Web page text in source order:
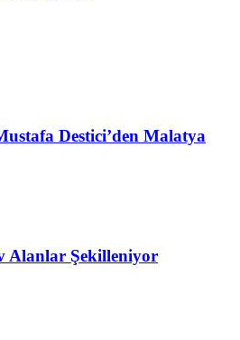
Destici’den Malatya
Alanlar Şekilleniyor